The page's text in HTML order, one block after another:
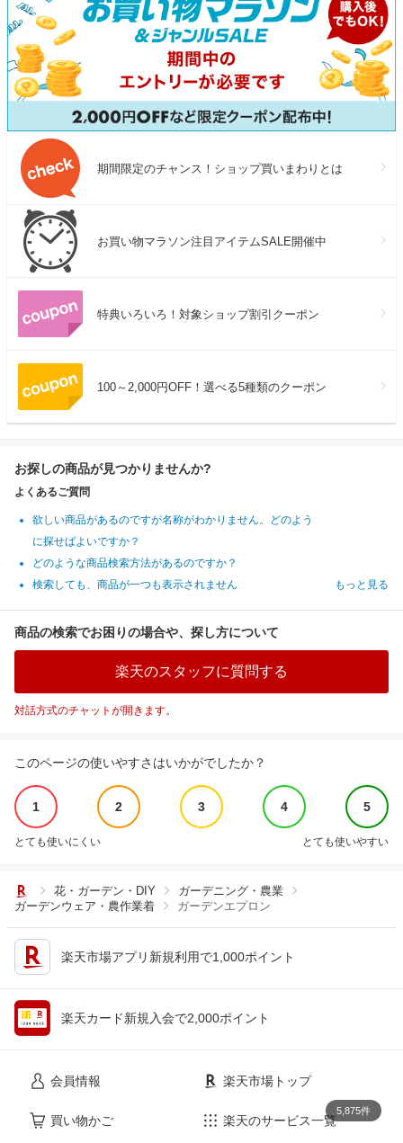
期間限定のチャンス！ショップ買いまわりとは
お買い物マラソン注目アイテムSALE開催中
特典いろいろ！対象ショップ割引クーポン
100～2,000円OFF！選べる5種類のクーポン
お探しの商品が見つかりませんか?
よくあるご質問
欲しい商品があるのですが名称がわかりません。どのよう
に探せばよいですか？
どのような商品検索方法があるのですか？
検索しても、商品が一つも表示されません
もっと見る
商品の検索でお困りの場合や、探し方について
楽天のスタッフに質問する
対話方式のチャットが開きます。
このページの使いやすさはいかがでしたか？
1 2 3 4 5
とても使いにくい とても使いやすい
花・ガーデン・DIY
ガーデニング・農業
ガーデンウェア・農作業着
ガーデンエプロン
楽天市場アプリ新規利用で1,000ポイント
楽天カード新規入会で2,000ポイント
会員情報
買い物かご
楽天市場トップ
楽天のサービス一覧
5,875件